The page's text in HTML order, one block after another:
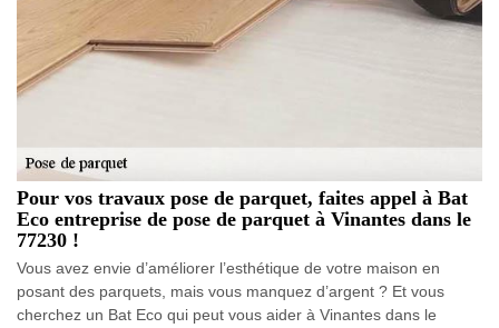
Pour vos travaux pose de parquet, faites appel à Bat
Eco entreprise de pose de parquet à Vinantes dans le
77230 !
Vous avez envie d’améliorer l’esthétique de votre maison en
posant des parquets, mais vous manquez d’argent ? Et vous
cherchez un Bat Eco qui peut vous aider à Vinantes dans le